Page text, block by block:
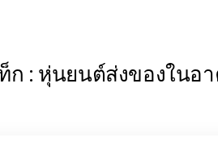
ก : หุ่นยนต์ส่งของในอ